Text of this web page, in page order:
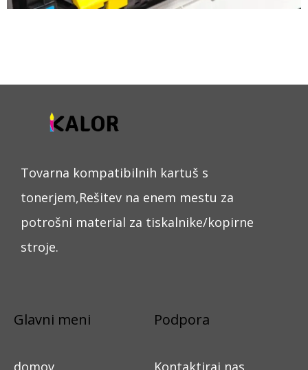
Tovarna kompatibilnih kartuš s
tonerjem,Rešitev na enem mestu za
potrošni material za tiskalnike/kopirne
stroje.
Glavni meni
domov
Podpora
Kontaktiraj nas